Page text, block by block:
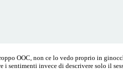
OOC, non ce lo vedo proprio in
i sentimenti invece di descrivere solo il